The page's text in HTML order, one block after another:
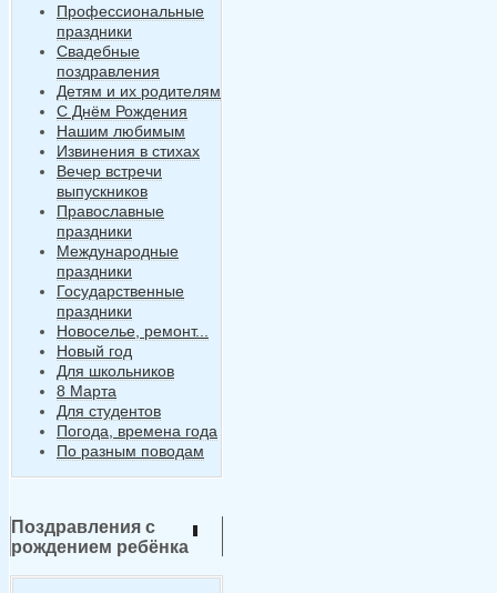
Профессиональные
праздники
Свадебные
поздравления
Детям и их родителям
С Днём Рождения
Нашим любимым
Извинения в стихах
Вечер встречи
выпускников
Православные
праздники
Международные
праздники
Государственные
праздники
Новоселье, ремонт...
Новый год
Для школьников
8 Марта
Для студентов
Погода, времена года
По разным поводам
Поздравления с
рождением ребёнка